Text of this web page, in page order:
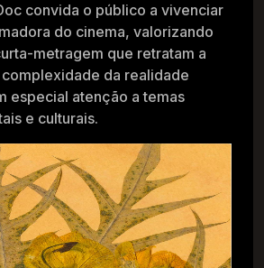
convida o público a vivenciar
do cinema, valorizando
metragem que retratam a
da realidade
especial atenção a temas
e culturais.